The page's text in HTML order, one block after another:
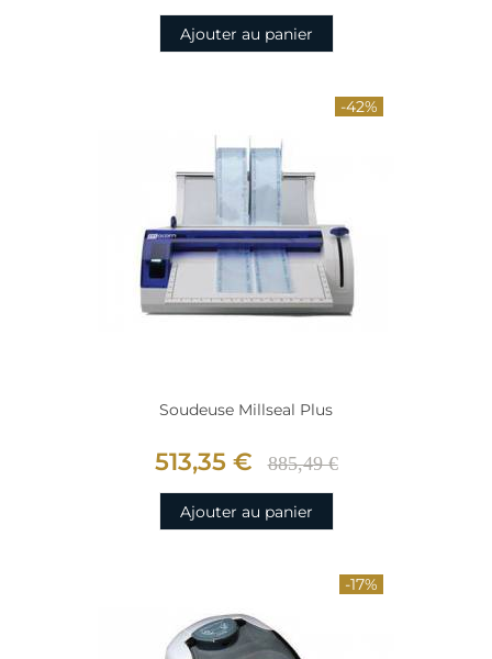
Ajouter au panier
-42%
Soudeuse Millseal Plus
513,35 € 885,49 €
Ajouter au panier
-17%